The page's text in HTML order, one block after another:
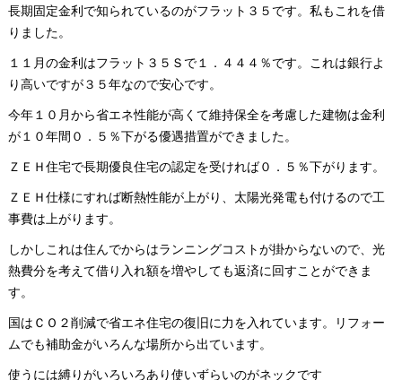
長期固定金利で知られているのがフラット３５です。私もこれを借
りました。
１１月の金利はフラット３５Ｓで１．４４４％です。これは銀行よ
り高いですが３５年なので安心です。
今年１０月から省エネ性能が高くて維持保全を考慮した建物は金利
が１０年間０．５％下がる優遇措置ができました。
ＺＥＨ住宅で長期優良住宅の認定を受ければ０．５％下がります。
ＺＥＨ仕様にすれば断熱性能が上がり、太陽光発電も付けるので工
事費は上がります。
しかしこれは住んでからはランニングコストが掛からないので、光
熱費分を考えて借り入れ額を増やしても返済に回すことができま
す。
国はＣＯ２削減で省エネ住宅の復旧に力を入れています。リフォー
ムでも補助金がいろんな場所から出ています。
使うには縛りがいろいろあり使いずらいのがネックです